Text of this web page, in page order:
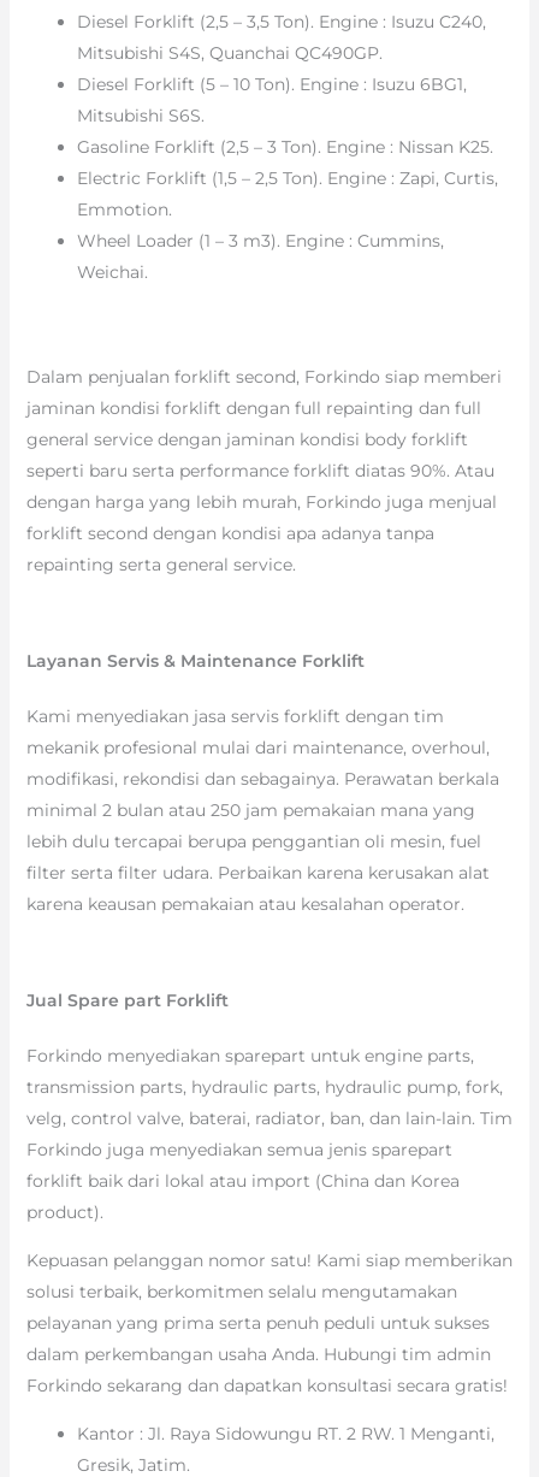
Diesel Forklift (2,5 – 3,5 Ton). Engine : Isuzu C240,
Mitsubishi S4S, Quanchai QC490GP.
Diesel Forklift (5 – 10 Ton). Engine : Isuzu 6BG1,
Mitsubishi S6S.
Gasoline Forklift (2,5 – 3 Ton). Engine : Nissan K25.
Electric Forklift (1,5 – 2,5 Ton). Engine : Zapi, Curtis,
Emmotion.
Wheel Loader (1 – 3 m3). Engine : Cummins,
Weichai.
Dalam penjualan forklift second, Forkindo siap memberi
jaminan kondisi forklift dengan full repainting dan full
general service dengan jaminan kondisi body forklift
seperti baru serta performance forklift diatas 90%. Atau
dengan harga yang lebih murah, Forkindo juga menjual
forklift second dengan kondisi apa adanya tanpa
repainting serta general service.
Layanan Servis & Maintenance Forklift
Kami menyediakan jasa servis forklift dengan tim
mekanik profesional mulai dari maintenance, overhoul,
modifikasi, rekondisi dan sebagainya. Perawatan berkala
minimal 2 bulan atau 250 jam pemakaian mana yang
lebih dulu tercapai berupa penggantian oli mesin, fuel
filter serta filter udara. Perbaikan karena kerusakan alat
karena keausan pemakaian atau kesalahan operator.
Jual Spare part Forklift
Forkindo menyediakan sparepart untuk engine parts,
transmission parts, hydraulic parts, hydraulic pump, fork,
velg, control valve, baterai, radiator, ban, dan lain-lain. Tim
Forkindo juga menyediakan semua jenis sparepart
forklift baik dari lokal atau import (China dan Korea
product).
Kepuasan pelanggan nomor satu! Kami siap memberikan
solusi terbaik, berkomitmen selalu mengutamakan
pelayanan yang prima serta penuh peduli untuk sukses
dalam perkembangan usaha Anda. Hubungi tim admin
Forkindo sekarang dan dapatkan konsultasi secara gratis!
Kantor : Jl. Raya Sidowungu RT. 2 RW. 1 Menganti,
Gresik, Jatim.